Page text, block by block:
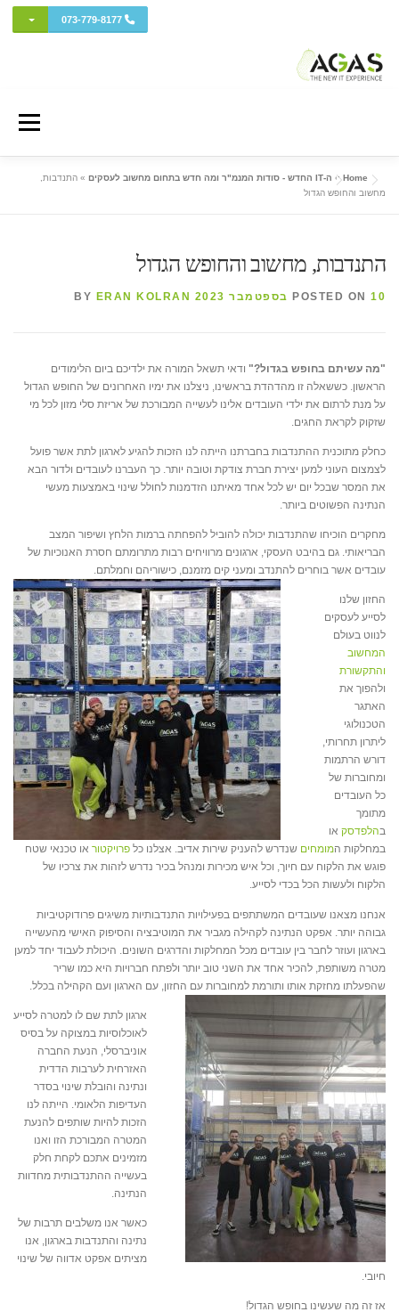
073-779-8177 מתג
Menu
אודות AGAS
כל השווקים אבטחת מידע והגנת סייבר איזור לקוחות
Home
» ה-IT החדש - סודות המנמ"ר ומה חדש בתחום מחשוב לעסקים » התנדבות,
מחשוב והחופש הגדול
התנדבות, מחשוב והחופש הגדול
POSTED ON 10 בספטמבר 2023 ERAN KOLRAN
"מה עשיתם בחופש בגדול?" ודאי תשאל המורה את ילדיכם ביום הלימודים
הראשון. כששאלה זו מהדהדת בראשינו, ניצלנו את ימיו האחרונים של החופש הגדול
על מנת לרתום את ילדי העובדים אלינו לעשייה המבורכת של אריזת סלי מזון לכל מי
שזקוק לקראת החגים.
כחלק מתוכנית ההתנדבות בחברתנו הייתה לנו הזכות להגיע לארגון לתת אשר פועל
לצמצום העוני למען יצירת חברת צודקת וטובה יותר. כך העברנו לעובדים ולדור הבא
את המסר שבכל יום יש לכל אחד מאיתנו הזדמנות לחולל שינוי באמצעות מעשי
הנתינה הפשוטים ביותר.
מחקרים הוכיחו שהתנדבות יכולה להוביל להפחתה ברמות הלחץ ושיפור המצב
הבריאותי. גם בהיבט העסקי, ארגונים מרוויחים רבות מתרומתם חסרת האנוכיות של
עובדים אשר בוחרים להתנדב ומעני קים מזמנם, כישוריהם וחמלתם.
החזון שלנו
לסייע לעסקים
לנווט בעולם
המחשוב
והתקשורת
ולהפוך את
האתגר
הטכנולוגי
ליתרון תחרותי,
דורש הרתמות
ומחוברות של
כל העובדים
מתומך
בהלפדסק או
במחלקות המומחים שנדרש להעניק שירות אדיב. אצלנו כל פרויקטור או טכנאי שטח
פוגש את הלקוח עם חיוך, וכל איש מכירות ומנהל בכיר נדרש לזהות את צרכיו של
הלקוח ולעשות הכל בכדי לסייע.
אנחנו מצאנו שעובדים המשתתפים בפעילויות התנדבותיות משיגים פרודוקטיביות
גבוהה יותר. אפקט הנתינה לקהילה מגביר את המוטיבציה והסיפוק האישי מהעשייה
בארגון ועוזר לחבר בין עובדים מכל המחלקות והדרגים השונים. היכולת לעבוד יחד למען
מטרה משותפת, להכיר אחד את השני טוב יותר ולפתח חברויות היא כמו שריר
שהפעלתו מחזקת אותו ותורמת למחוברות עם החזון, עם הארגון ועם הקהילה בכלל.
ארגון לתת שם לו למטרה לסייע
לאוכלוסיות במצוקה על בסיס
אוניברסלי, הנעת החברה
האזרחית לערבות הדדית
ונתינה והובלת שינוי בסדר
העדיפות הלאומי. הייתה לנו
הזכות להיות שותפים להנעת
המטרה המבורכת הזו ואנו
מזמינים אתכם לקחת חלק
בעשייה ההתנדבותית מחדוות
הנתינה.
כאשר אנו משלבים תרבות של
נתינה והתנדבות בארגון, אנו
מציתים אפקט אדווה של שינוי
חיובי.
אז זה מה שעשינו בחופש הגדול!